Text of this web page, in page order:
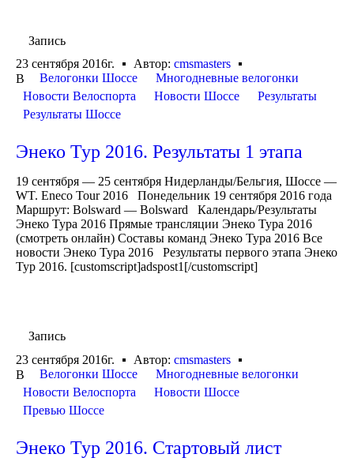
Запись
23 сентября 2016г.
Автор: cmsmasters
В
Велогонки Шоссе
Многодневные велогонки
Новости Велоспорта
Новости Шоссе
Результаты
Результаты Шоссе
Энеко Тур 2016. Результаты 1 этапа
19 сентября — 25 сентября Нидерланды/Бельгия, Шоссе —
WT. Eneco Tour 2016 Понедельник 19 сентября 2016 года
Маршрут: Bolsward — Bolsward Календарь/Результаты
Энеко Тура 2016 Прямые трансляции Энеко Тура 2016
(смотреть онлайн) Составы команд Энеко Тура 2016 Все
новости Энеко Тура 2016 Результаты первого этапа Энеко
Тур 2016. [customscript]adspost1[/customscript]
Запись
23 сентября 2016г.
Автор: cmsmasters
В
Велогонки Шоссе
Многодневные велогонки
Новости Велоспорта
Новости Шоссе
Превью Шоссе
Энеко Тур 2016. Стартовый лист